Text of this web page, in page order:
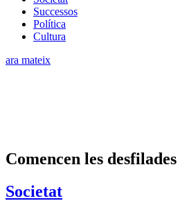
Successos
Política
Cultura
ara mateix
Comencen les desfilades
Societat